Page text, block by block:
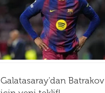
Galatasaray'dan Batrakov